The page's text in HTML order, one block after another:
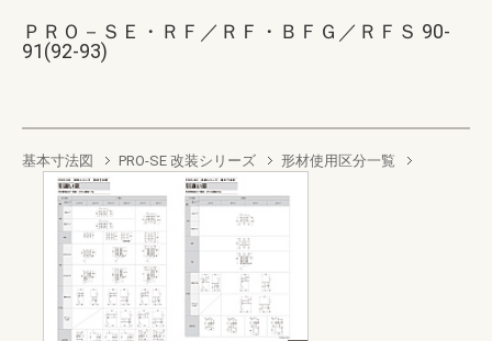
ＰＲＯ－ＳＥ・ＲＦ／ＲＦ・ＢＦＧ／ＲＦＳ 90-
91(92-93)
基本寸法図 PRO-SE 改装シリーズ 形材使用区分一覧